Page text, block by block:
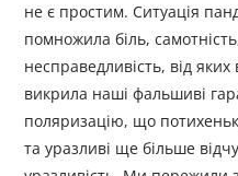
не є простим. Ситуація
помножила біль,
несправедливість, від
викрила наші фальшиві
поляризацію, що
та уразливі ще більше